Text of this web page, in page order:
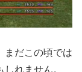
だこの頃では
れません。